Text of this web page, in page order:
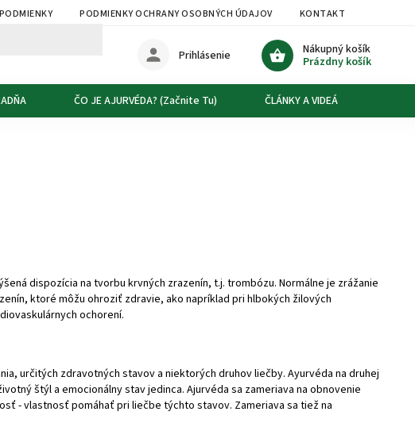
PODMIENKY OCHRANY OSOBNÝCH ÚDAJOV KONTAKT
Nákupný košík
Prázdny košík
Prihlásenie
ČO JE AJURVÉDA? (Začnite Tu) ČLÁNKY A VIDEÁ
dispozícia na tvorbu krvných zrazenín, t.j. trombózu. Normálne je zrážanie
ktoré môžu ohroziť zdravie, ako napríklad pri hlbokých žilových
ochorení.
určitých zdravotných stavov a niektorých druhov liečby. Ayurvéda na druhej
štýl a emocionálny stav jedinca. Ajurvéda sa zameriava na obnovenie
- vlastnosť pomáhať pri liečbe týchto stavov. Zameriava sa tiež na